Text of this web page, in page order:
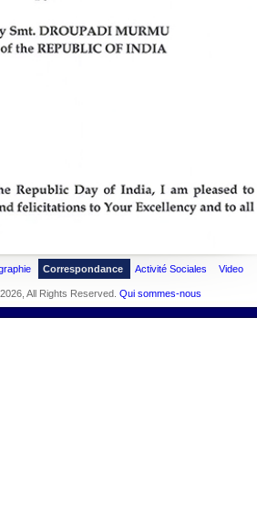
Correspondance Activité Sociales Video
All Rights Reserved. Qui sommes-nous